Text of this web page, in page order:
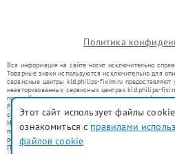
Политика
Вся информация на сайте носит исключительно
Товарные знаки используются исключительно для
сервисные центры kld.philips-fixim.ru предоставляют
неавторизованных сервисных центрах kld.philips-
правообладателями товарных знаков или их
Ремонт осуществляется для устройств, уже
со статьей 1487 ГК РФ.
Использование товарных знаков не преследует цели
потребителей в заблуждение, а служит для
ремонту техники указанных брендов.
Представленная на сайте информация не является
Этот сайт использует файлы
ознакомиться с правилами
файлов cookie